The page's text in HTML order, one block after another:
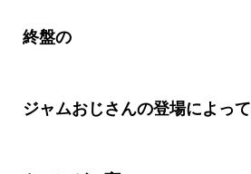
終盤の
ジャムおじさんの登場によって